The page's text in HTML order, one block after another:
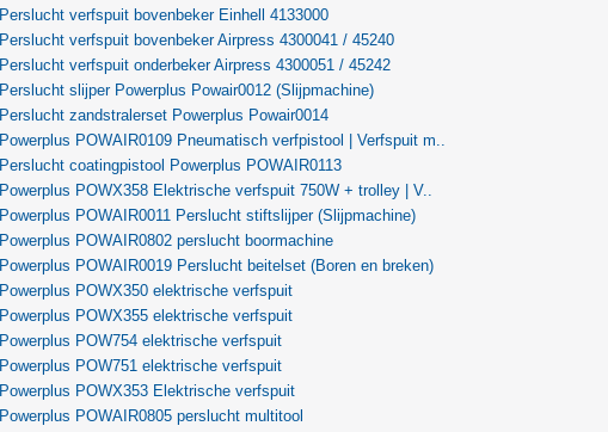
Perslucht verfspuit bovenbeker Einhell 4133000
Perslucht verfspuit bovenbeker Airpress 4300041 / 45240
Perslucht verfspuit onderbeker Airpress 4300051 / 45242
Perslucht slijper Powerplus Powair0012 (Slijpmachine)
Perslucht zandstralerset Powerplus Powair0014
Powerplus POWAIR0109 Pneumatisch verfpistool | Verfspuit m..
Perslucht coatingpistool Powerplus POWAIR0113
Powerplus POWX358 Elektrische verfspuit 750W + trolley | V..
Powerplus POWAIR0011 Perslucht stiftslijper (Slijpmachine)
Powerplus POWAIR0802 perslucht boormachine
Powerplus POWAIR0019 Perslucht beitelset (Boren en breken)
Powerplus POWX350 elektrische verfspuit
Powerplus POWX355 elektrische verfspuit
Powerplus POW754 elektrische verfspuit
Powerplus POW751 elektrische verfspuit
Powerplus POWX353 Elektrische verfspuit
Powerplus POWAIR0805 perslucht multitool